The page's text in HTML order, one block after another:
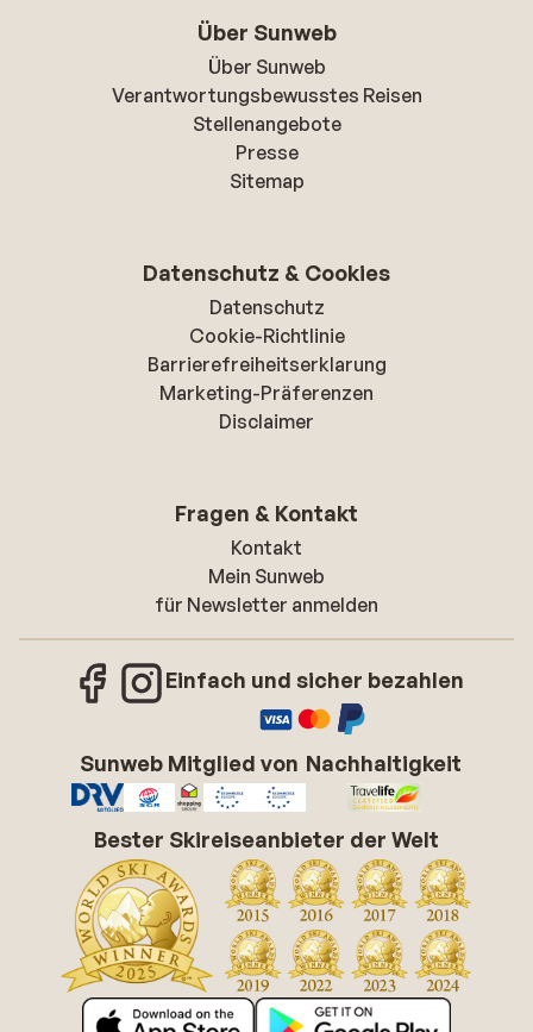
Über Sunweb
Über Sunweb
Verantwortungsbewusstes Reisen
Stellenangebote
Presse
Sitemap
Datenschutz & Cookies
Datenschutz
Cookie-Richtlinie
Barrierefreiheitserklarung
Marketing-Präferenzen
Disclaimer
Fragen & Kontakt
Kontakt
Mein Sunweb
für Newsletter anmelden
Einfach und sicher bezahlen
Sunweb Mitglied von Nachhaltigkeit
Bester Skireiseanbieter der Welt